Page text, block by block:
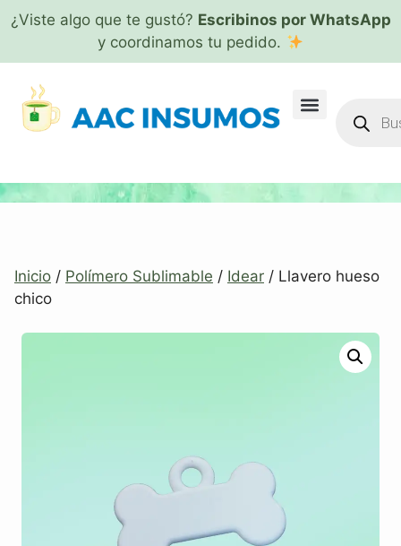
¿Viste algo que te gustó? Escribinos por WhatsApp
y coordinamos tu pedido.
Inicio / Polímero Sublimable / Idear / Llavero hueso
chico